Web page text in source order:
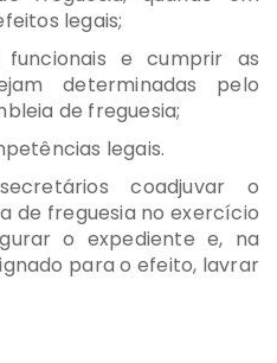
legais;
e cumprir as
determinadas pelo
de freguesia;
legais.
coadjuvar o
de freguesia no exercício
o expediente e, na
para o efeito, lavrar